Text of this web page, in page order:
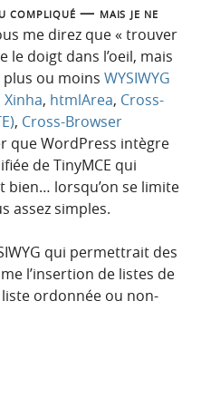
— mais je ne
me direz que « trouver
le doigt dans l’oeil, mais
ou moins WYSIWYG
Xinha, htmlArea, Cross-
, Cross-Browser
que WordPress intègre
de TinyMCE qui
lorsqu’on se limite
assez simples.
qui permettrait des
l’insertion de listes de
ordonnée ou non-